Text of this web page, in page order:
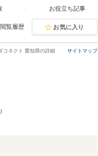
お役立ち記事
閲覧履歴 お気に入り
サイトマップ
コネクト 愛知県の詳細